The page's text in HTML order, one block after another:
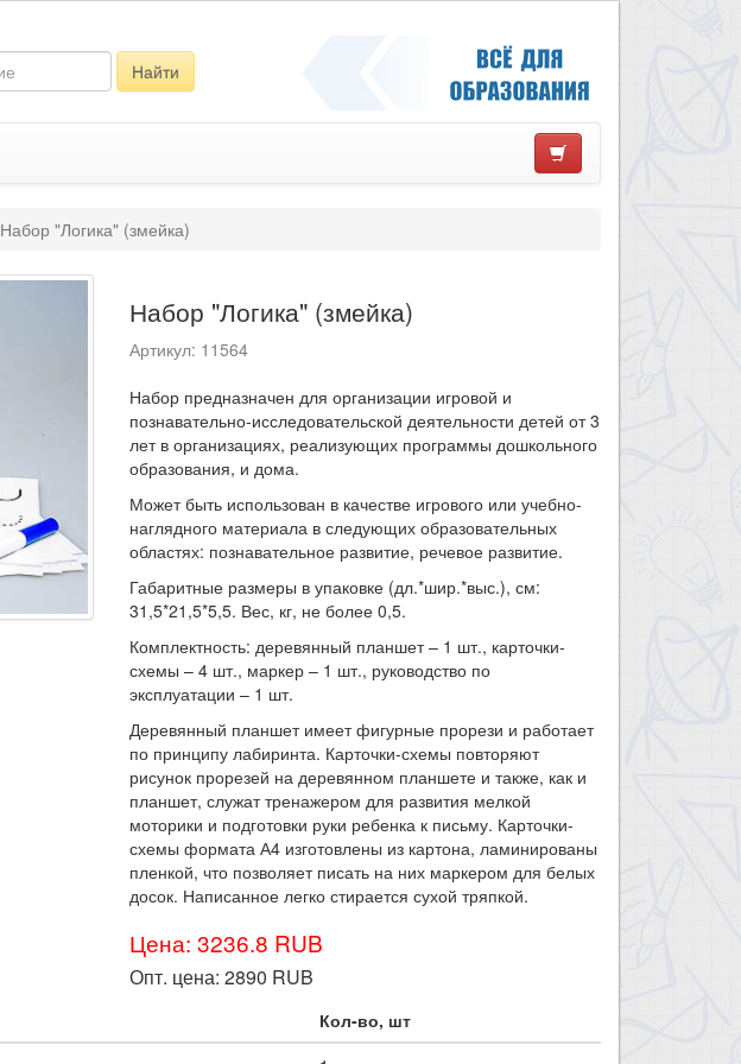
Найти
Набор "Логика" (змейка)
Набор "Логика" (змейка)
Артикул: 11564
Набор предназначен для организации игровой и
познавательно-исследовательской деятельности детей от 3
лет в организациях, реализующих программы дошкольного
образования, и дома.
Может быть использован в качестве игрового или учебно-
наглядного материала в следующих образовательных
областях: познавательное развитие, речевое развитие.
Габаритные размеры в упаковке (дл.*шир.*выс.), см:
31,5*21,5*5,5. Вес, кг, не более 0,5.
Комплектность: деревянный планшет – 1 шт., карточки-
схемы – 4 шт., маркер – 1 шт., руководство по
эксплуатации – 1 шт.
Деревянный планшет имеет фигурные прорези и работает
по принципу лабиринта. Карточки-схемы повторяют
рисунок прорезей на деревянном планшете и также, как и
планшет, служат тренажером для развития мелкой
моторики и подготовки руки ребенка к письму. Карточки-
схемы формата А4 изготовлены из картона, ламинированы
пленкой, что позволяет писать на них маркером для белых
досок. Написанное легко стирается сухой тряпкой.
Цена: 3236.8 RUB
Опт. цена:2890 RUB
Кол-во, шт